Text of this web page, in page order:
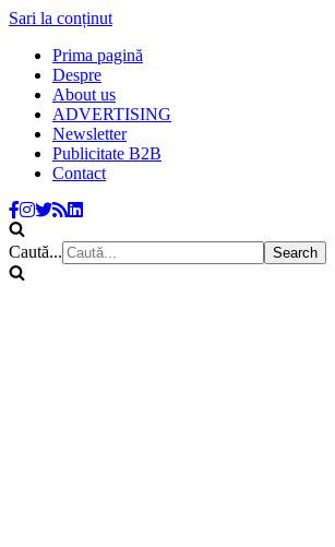
Sari la conținut
Prima pagină
Despre
About us
ADVERTISING
Newsletter
Publicitate B2B
Contact
Caută...